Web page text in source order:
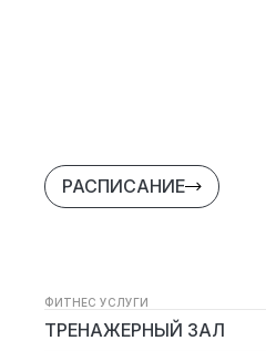
РАСПИСАНИЕ
ФИТНЕС УСЛУГИ
ТРЕНАЖЕРНЫЙ ЗАЛ